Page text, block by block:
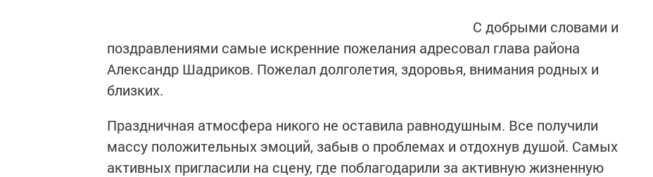
С добрыми словами и
поздравлениями самые искренние пожелания адресовал глава района
Александр Шадриков. Пожелал долголетия, здоровья, внимания родных и
близких.
Праздничная атмосфера никого не оставила равнодушным. Все получили
массу положительных эмоций, забыв о проблемах и отдохнув душой. Самых
активных пригласили на сцену, где поблагодарили за активную жизненную